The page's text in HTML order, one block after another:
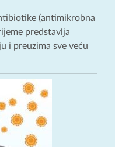
(antimikrobna
predstavlja
i preuzima sve veću